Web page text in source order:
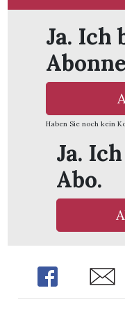
Ja. Ich
Haben Sie noch kein
Ja.
Abo.
Share Share